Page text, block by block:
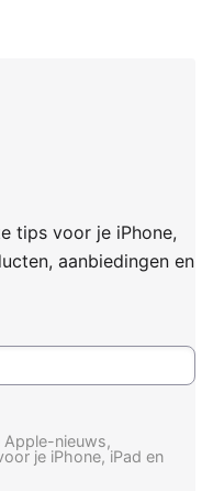
tips voor je iPhone,
aanbiedingen en
nieuws,
je iPhone, iPad en